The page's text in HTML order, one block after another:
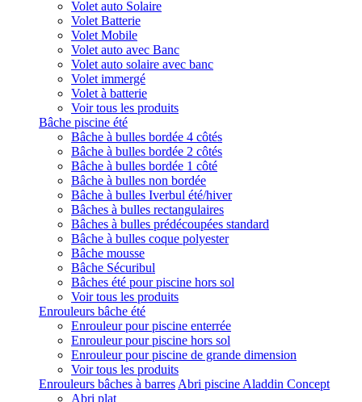
Volet auto Solaire
Volet Batterie
Volet Mobile
Volet auto avec Banc
Volet auto solaire avec banc
Volet immergé
Volet à batterie
Voir tous les produits
Bâche piscine été
Bâche à bulles bordée 4 côtés
Bâche à bulles bordée 2 côtés
Bâche à bulles bordée 1 côté
Bâche à bulles non bordée
Bâche à bulles Iverbul été/hiver
Bâches à bulles rectangulaires
Bâches à bulles prédécoupées standard
Bâche à bulles coque polyester
Bâche mousse
Bâche Sécuribul
Bâches été pour piscine hors sol
Voir tous les produits
Enrouleurs bâche été
Enrouleur pour piscine enterrée
Enrouleur pour piscine hors sol
Enrouleur pour piscine de grande dimension
Voir tous les produits
Enrouleurs bâches à barres Abri piscine Aladdin Concept
Abri plat